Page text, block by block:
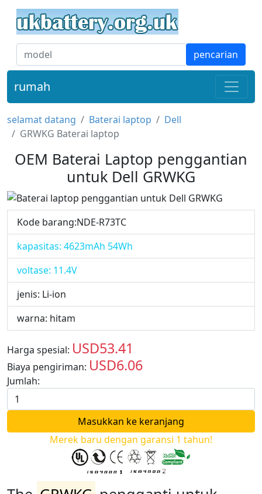
pencarian
rumah
selamat datang Baterai laptop
Dell
GRWKG Baterai laptop
OEM Baterai Laptop penggantian
untuk Dell GRWKG
Kode barang:NDE-R73TC
kapasitas: 4623mAh 54Wh
voltase: 11.4V
jenis: Li-ion
warna: hitam
Harga spesial: USD53.41
Biaya pengiriman: USD6.06
Jumlah:
Merek baru dengan garansi 1 tahun!